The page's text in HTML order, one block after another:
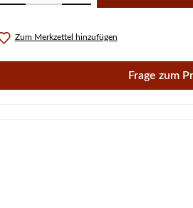
Zum Merkzettel hinzufügen
Frage zum